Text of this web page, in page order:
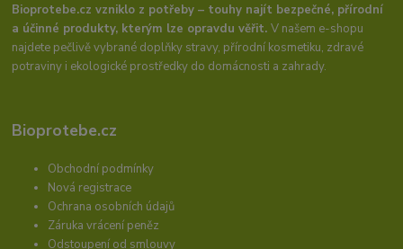
Bioprotebe.cz vzniklo z potřeby – touhy najít bezpečné, přírodní
a účinné produkty, kterým lze opravdu věřit.V našem e-shopu
najdete pečlivě vybrané doplňky stravy, přírodní kosmetiku, zdravé
potraviny i ekologické prostředky do domácnosti a zahrady.
Bioprotebe.cz
Obchodní podmínky
Nová registrace
Ochrana osobních údajů
Záruka vrácení peněz
Odstoupení od smlouvy